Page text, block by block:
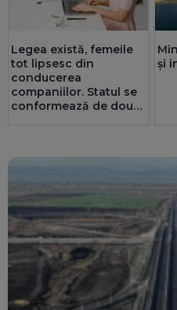
Legea există, femeile
tot lipsesc din
conducerea
companiilor. Statul se
conformează de două
și